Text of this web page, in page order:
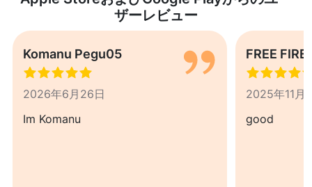
ザーレビュー
Komanu Pegu05
2026年6月26日
Im Komanu
FREE
2025年11月
good